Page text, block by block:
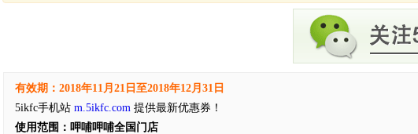
有效期：2018年11月21日至2018年12月31日
5ikfc手机站 m.5ikfc.com 提供最新优惠券！
使用范围：呷哺呷哺全国门店